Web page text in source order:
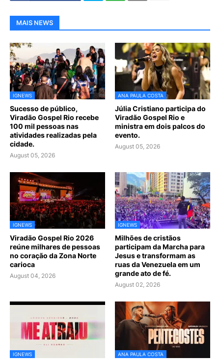
MAIS NEWS
IGNEWS
Sucesso de público,
Viradão Gospel Rio recebe
100 mil pessoas nas
atividades realizadas pela
cidade.
August 05, 2026
ANA PAULA COSTA
Júlia Cristiano participa do
Viradão Gospel Rio e
ministra em dois palcos do
evento.
August 05, 2026
IGNEWS
Viradão Gospel Rio 2026
reúne milhares de pessoas
no coração da Zona Norte
carioca
August 04, 2026
IGNEWS
Milhões de cristãos
participam da Marcha para
Jesus e transformam as
ruas da Venezuela em um
grande ato de fé.
August 02, 2026
IGNEWS ANA PAULA COSTA